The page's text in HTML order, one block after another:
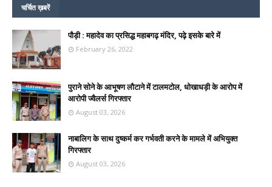
चर्चित ख़बरें
पौड़ी : महादेव का प्रसिद्ध महाबगढ़ मंदिर, पढ़े इसके बारे में
February 26, 2022
पुराने सोने के आभूषण लौटाने में टालमटोल, धोखाधड़ी के आरोप में
आरोपी ज्वैलर्स गिरफ्तार
August 03, 2026
नाबालिग के साथ दुष्कर्म कर गर्भवती करने के मामले में अभियुक्त
गिरफ्तार
August 03, 2026